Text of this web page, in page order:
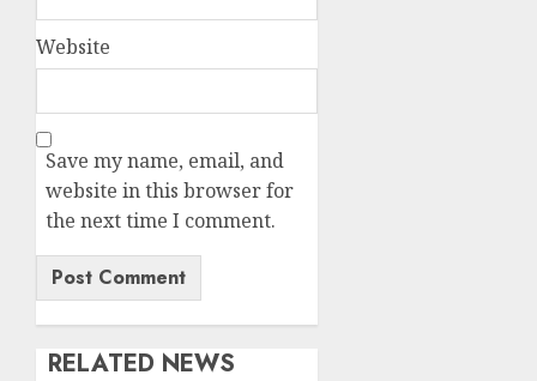
Website
Save my name, email, and
website in this browser for
the next time I comment.
RELATED NEWS